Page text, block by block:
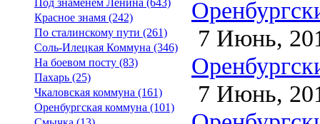
Под знаменем Ленина (643)
Красное знамя (242)
По сталинскому пути (261)
Соль-Илецкая Коммуна (346)
На боевом посту (83)
Пахарь (25)
Чкаловская коммуна (161)
Оренбургская коммуна (101)
7 Июнь,
7 Июнь,